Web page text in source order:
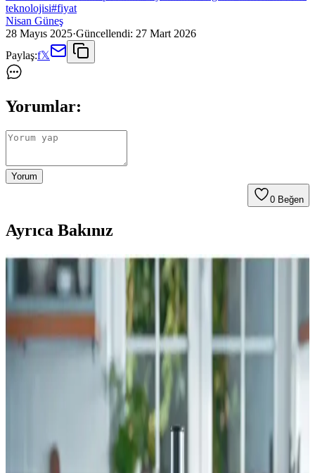
teknolojisi#fiyat
Nisan Güneş
28 Mayıs 2025·Güncellendi: 27 Mart 2026
Paylaş:f𝕏
Yorumlar:
Yorum
0 Beğen
Ayrıca Bakınız
Karşılaştırmalı Mutfağı Kolaylaştıran Çok
Fonksiyonlu Robotlar Arzum ve Karaca Modelleri
Arzum AR1064 Maxthon ve Karaca Mastermaid Power
modellerinin motor gücü, kapasite ve fonksiyonlarını
karşılaştırıyoruz. Kullanıcı yorumlarıyla ürünlerin avantajları ve
dezavantajlarını özetliyoruz.
Korkmaz Mia ve A455 Vertex Çoklu Blender Setleri
İki Korkmaz blender setinin güç, kapasite ve malzeme kalitesi gibi
özellikleri detaylı karşılaştırması, kullanıcı yorumları ve performans
değerlendirmeleriyle anlatılıyor.